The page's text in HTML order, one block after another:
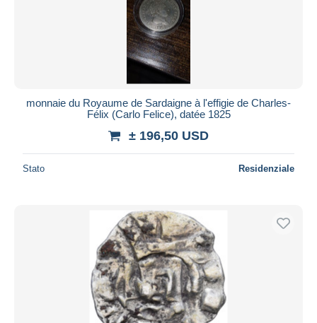
Aggiorna
monnaie du Royaume de Sardaigne à l'effigie de Charles-
Félix (Carlo Felice), datée 1825
± 196,50 USD
Stato Residenziale